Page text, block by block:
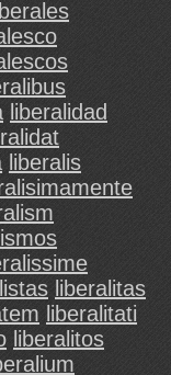
liberalidad
liberalis
liberalitas
liberalitati
liberalitos